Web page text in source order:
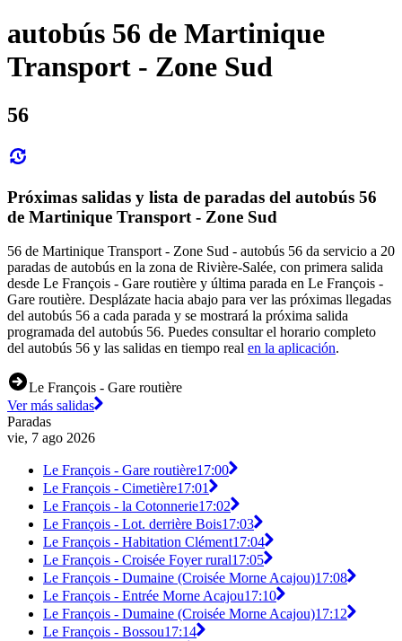
autobús 56 de Martinique
Transport - Zone Sud
56
Próximas salidas y lista de paradas del autobús 56
de Martinique Transport - Zone Sud
56 de Martinique Transport - Zone Sud - autobús 56 da servicio a 20
paradas de autobús en la zona de Rivière-Salée, con primera salida
desde Le François - Gare routière y última parada en Le François -
Gare routière. Desplázate hacia abajo para ver las próximas llegadas
del autobús 56 a cada parada y se mostrará la próxima salida
programada del autobús 56. Puedes consultar el horario completo
del autobús 56 y las salidas en tiempo real en la aplicación.
Le François - Gare routière
Ver más salidas
Paradas
vie, 7 ago 2026
Le François - Gare routière17:00
Le François - Cimetière17:01
Le François - la Cotonnerie17:02
Le François - Lot. derrière Bois17:03
Le François - Habitation Clément17:04
Le François - Croisée Foyer rural17:05
Le François - Dumaine (Croisée Morne Acajou)17:08
Le François - Entrée Morne Acajou17:10
Le François - Dumaine (Croisée Morne Acajou)17:12
Le François - Bossou17:14